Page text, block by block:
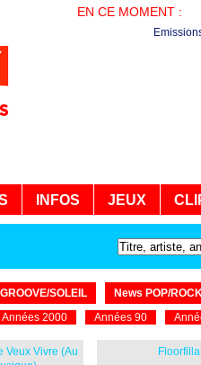
EN CE MOMENT :
INFOS JEUX
SOLEIL
News POP/
Années 2000 Années 90
Veux Vivre (Au